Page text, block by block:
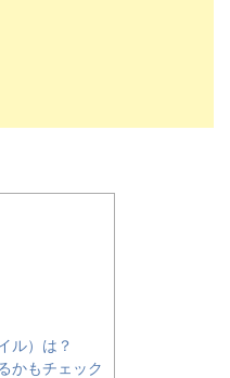
ル）は？
かもチェック